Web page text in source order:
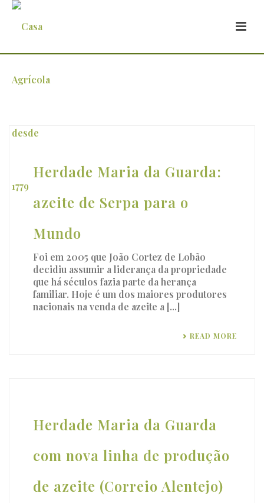
Arquivo
Herdade Maria da Guarda:
azeite de Serpa para o
Mundo
Foi em 2005 que João Cortez de Lobão
decidiu assumir a liderança da propriedade
que há séculos fazia parte da herança
familiar. Hoje é um dos maiores produtores
nacionais na venda de azeite a [...]
READ MORE
Herdade Maria da Guarda
com nova linha de produção
de azeite (Correio Alentejo)